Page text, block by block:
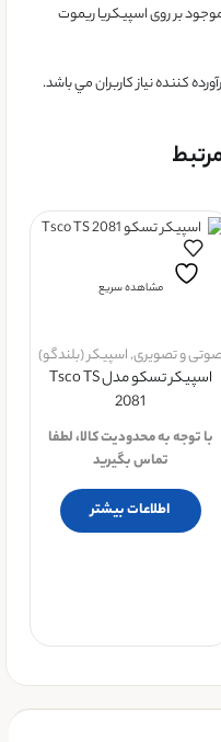
بر روی اسپیکریا ریموت
مشاهده سریع
صوتی و تصویری,اسپیکر (بلندگو)
اسپیکر تسکو مدل Tsco TS
2081
با توجه به محدودیت کالا، لطفا
تماس بگیرید
اطلاعات بیشتر